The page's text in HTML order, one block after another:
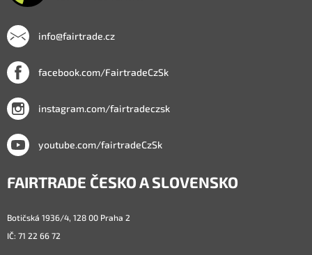
info@fairtrade.cz
facebook.com/FairtradeCzSk
instagram.com/fairtradeczsk
youtube.com/fairtradeCzSk
FAIRTRADE ČESKO A SLOVENSKO
Botičská 1936/4, 128 00 Praha 2
IČ: 71 22 66 72